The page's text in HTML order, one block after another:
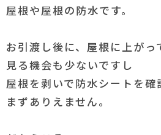
屋根や屋根の防水です。
お引渡し後に、屋根に上がっ
見る機会も少ないですし
屋根を剥いで防水シートを確
まずありえません。